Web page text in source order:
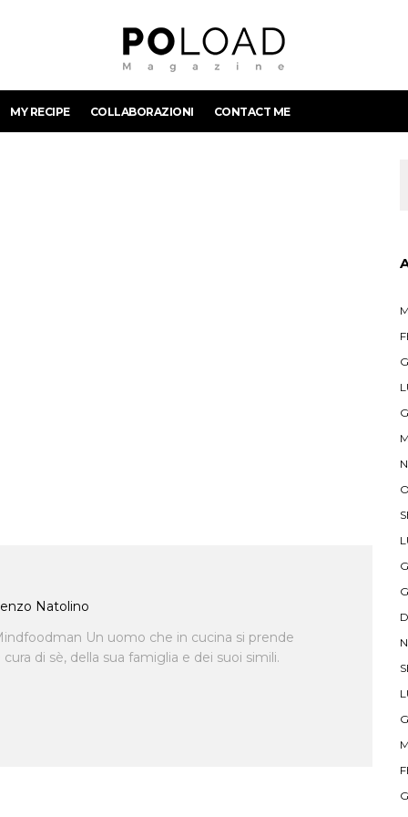
MY RECIPE COLLABORAZIONI CONTACT ME
Natolino
Un uomo che in cucina si prende
di sè, della sua famiglia e dei suoi simili.